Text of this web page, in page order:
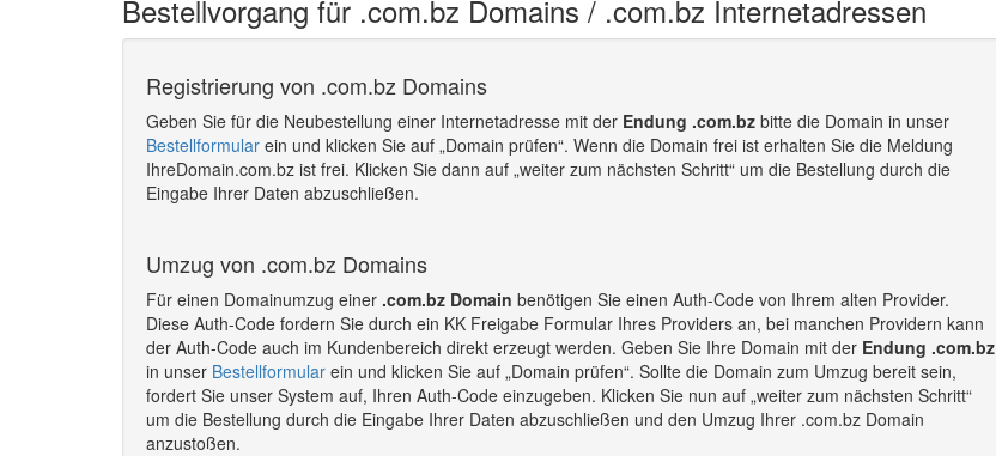
Bestellvorgang für .com.bz Domains / .com.bz Internetadressen
Registrierung von .com.bz Domains
Geben Sie für die Neubestellung einer Internetadresse mit der Endung .com.bz bitte die Domain in unser
Bestellformular ein und klicken Sie auf „Domain prüfen“. Wenn die Domain frei ist erhalten Sie die Meldung
IhreDomain.com.bz ist frei. Klicken Sie dann auf „weiter zum nächsten Schritt“ um die Bestellung durch die
Eingabe Ihrer Daten abzuschließen.
Umzug von .com.bz Domains
Für einen Domainumzug einer .com.bz Domain benötigen Sie einen Auth-Code von Ihrem alten Provider.
Diese Auth-Code fordern Sie durch ein KK Freigabe Formular Ihres Providers an, bei manchen Providern kann
der Auth-Code auch im Kundenbereich direkt erzeugt werden. Geben Sie Ihre Domain mit der Endung .com.bz
in unser Bestellformular ein und klicken Sie auf „Domain prüfen“. Sollte die Domain zum Umzug bereit sein,
fordert Sie unser System auf, Ihren Auth-Code einzugeben. Klicken Sie nun auf „weiter zum nächsten Schritt“
um die Bestellung durch die Eingabe Ihrer Daten abzuschließen und den Umzug Ihrer .com.bz Domain
anzustoßen.